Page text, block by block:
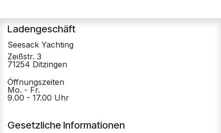
Ladengeschäft
Seesack Yachting
Zeißstr. 3
71254 Ditzingen
Öffnungszeiten
Mo. - Fr.
9.00 - 17.00 Uhr
Gesetzliche Informationen